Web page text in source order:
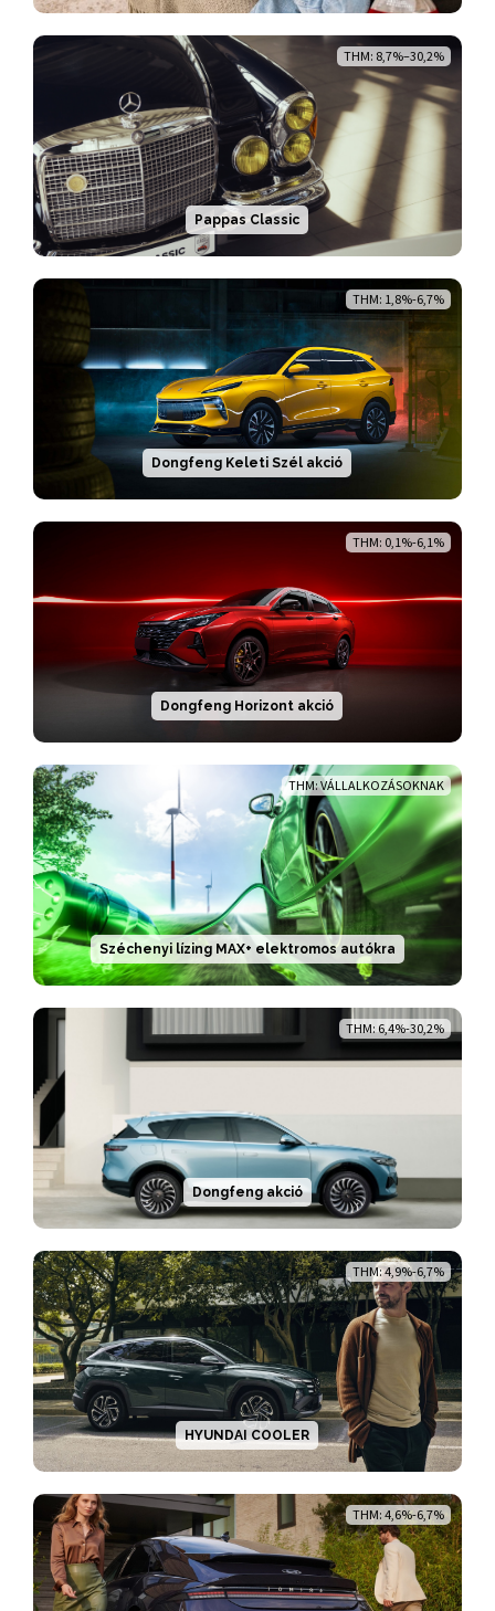
THM: 8,7%–30,2%
Pappas Classic
THM: 1,8%-6,7%
Dongfeng Keleti Szél akció
THM: 0,1%-6,1%
Dongfeng Horizont akció
THM: VÁLLALKOZÁSOKNAK
Széchenyi lízing MAX+ elektromos autókra
THM: 6,4%-30,2%
Dongfeng akció
THM: 4,9%-6,7%
HYUNDAI COOLER
THM: 4,6%-6,7%